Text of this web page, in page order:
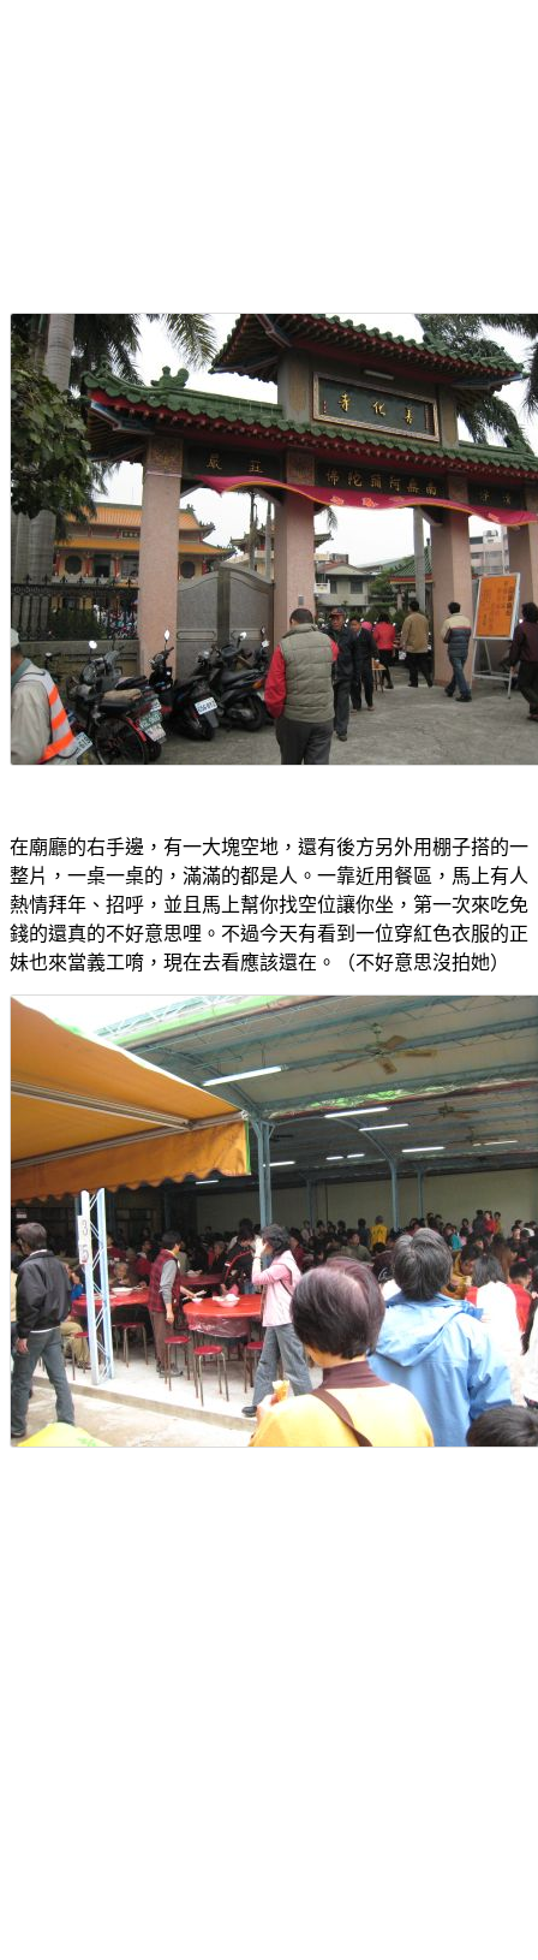
在廟廳的右手邊，有一大塊空地，還有後方另外用棚子搭的一
整片，一桌一桌的，滿滿的都是人。一靠近用餐區，馬上有人
熱情拜年、招呼，並且馬上幫你找空位讓你坐，第一次來吃免
錢的還真的不好意思哩。不過今天有看到一位穿紅色衣服的正
妹也來當義工唷，現在去看應該還在。（不好意思沒拍她）